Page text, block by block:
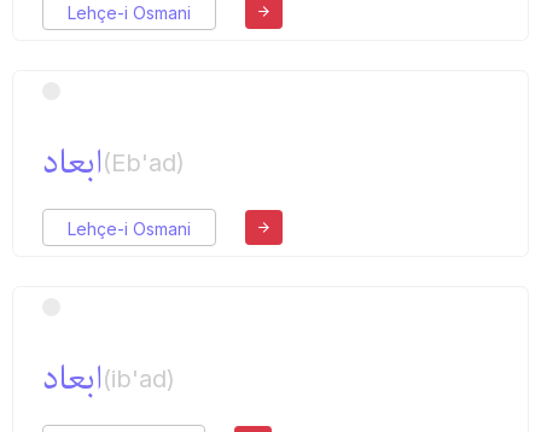
Lehçe-i Osmani
ابعاد(Eb'ad)
Lehçe-i Osmani
ابعاد(ib'ad)